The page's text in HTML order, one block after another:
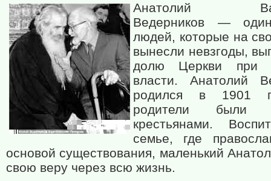
Анатолий
Ведерников —
людей, которые на
вынесли невзгоды,
долю Церкви при
власти. Анатолий
родился в 1901
родители были
крестьянами.
семье, где
основой существования, маленький
свою веру через всю жизнь.